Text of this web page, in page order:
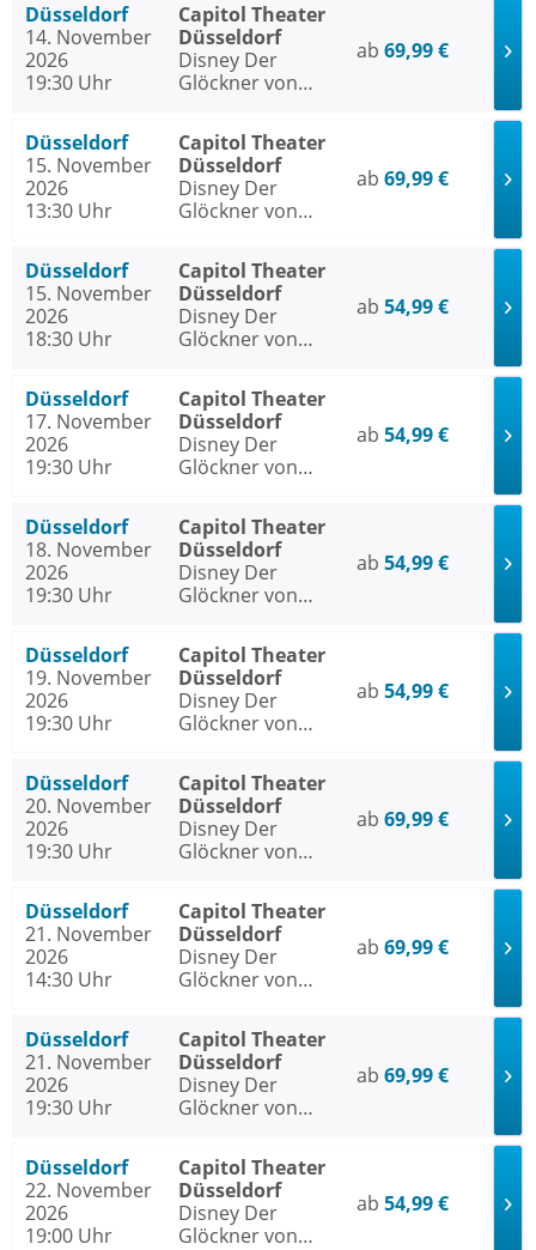
Düsseldorf
14. November
2026
19:30 Uhr
Capitol Theater
Düsseldorf
Disney Der
Glöckner von
ab 69,99 €
Düsseldorf
15. November
2026
13:30 Uhr
Capitol Theater
Düsseldorf
Disney Der
Glöckner von
ab 69,99 €
Düsseldorf
15. November
2026
18:30 Uhr
Capitol Theater
Düsseldorf
Disney Der
Glöckner von
ab 54,99 €
Düsseldorf
17. November
2026
19:30 Uhr
Capitol Theater
Düsseldorf
Disney Der
Glöckner von
ab 54,99 €
Düsseldorf
18. November
2026
19:30 Uhr
Capitol Theater
Düsseldorf
Disney Der
Glöckner von
ab 54,99 €
Düsseldorf
19. November
2026
19:30 Uhr
Capitol Theater
Düsseldorf
Disney Der
Glöckner von
ab 54,99 €
Düsseldorf
20. November
2026
19:30 Uhr
Capitol Theater
Düsseldorf
Disney Der
Glöckner von
ab 69,99 €
Düsseldorf
21. November
2026
14:30 Uhr
Capitol Theater
Düsseldorf
Disney Der
Glöckner von
ab 69,99 €
Düsseldorf
21. November
2026
19:30 Uhr
Capitol Theater
Düsseldorf
Disney Der
Glöckner von
ab 69,99 €
Düsseldorf
22. November
2026
19:00 Uhr
Capitol Theater
Düsseldorf
Disney Der
Glöckner von
ab 54,99 €